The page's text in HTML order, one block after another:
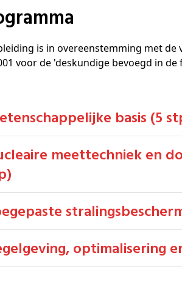
is in overeenstemming met de
voor de 'deskundige bevoegd in
basis (5
optimalisering